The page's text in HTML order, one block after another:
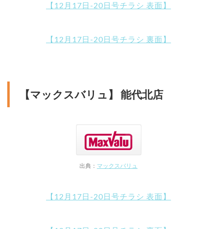
【12月17日-20日号チラシ 表面】
【12月17日-20日号チラシ 裏面】
【マックスバリュ】 能代北店
出典： マックスバリュ
【12月17日-20日号チラシ 表面】